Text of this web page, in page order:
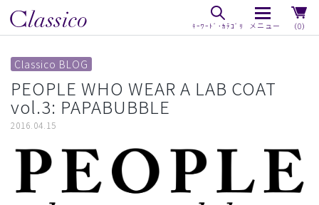
（0）
Classico BLOG
PEOPLE WHO WEAR A LAB COAT
vol.3: PAPABUBBLE
2016.04.15